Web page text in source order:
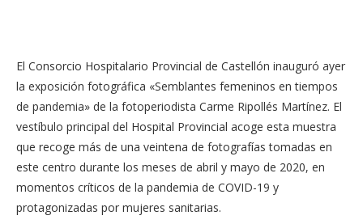
El Consorcio Hospitalario Provincial de Castellón inauguró ayer
la exposición fotográfica «Semblantes femeninos en tiempos
de pandemia» de la fotoperiodista Carme Ripollés Martínez. El
vestíbulo principal del Hospital Provincial acoge esta muestra
que recoge más de una veintena de fotografías tomadas en
este centro durante los meses de abril y mayo de 2020, en
momentos críticos de la pandemia de COVID-19 y
protagonizadas por mujeres sanitarias.